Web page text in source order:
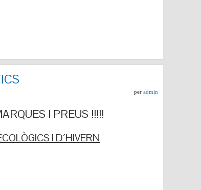
per admin
I PREUS !!!!!
I D´HIVERN